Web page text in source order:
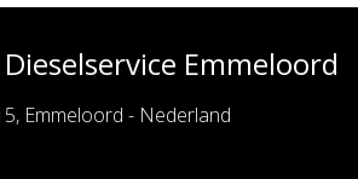
Emmeloord
Emmeloord - Nederland